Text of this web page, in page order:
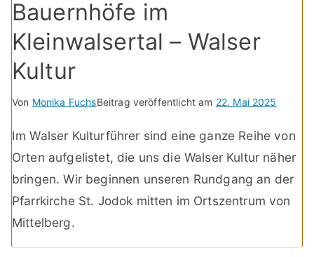
Bauernhöfe im
Kleinwalsertal – Walser
Kultur
Von Monika FuchsBeitrag veröffentlicht am 22. Mai 2025
Im Walser Kulturführer sind eine ganze Reihe von
Orten aufgelistet, die uns die Walser Kultur näher
bringen. Wir beginnen unseren Rundgang an der
Pfarrkirche St. Jodok mitten im Ortszentrum von
Mittelberg.